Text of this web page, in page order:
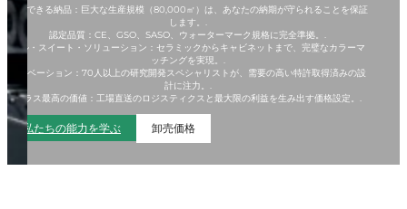
信頼できる納品：巨大な生産規模（80,000㎡）は、あなたの納期が守られることを保証
します。.
認定品質：CE、GSO、SASO、ウォーターマーク規格に完全準拠。.
フル・スイート・ソリューション：セラミックからキャビネットまで、完璧なカラーマ
ッチングを実現。.
イノベーション：70人以上の研究開発スペシャリストが、需要の高い特許取得済みの設
計に注力。.
クラス最高の価値：工場直送のロジスティクスと最大限の利益を生み出す価格設定。.
私たちの能力を学ぶ 卸売価格